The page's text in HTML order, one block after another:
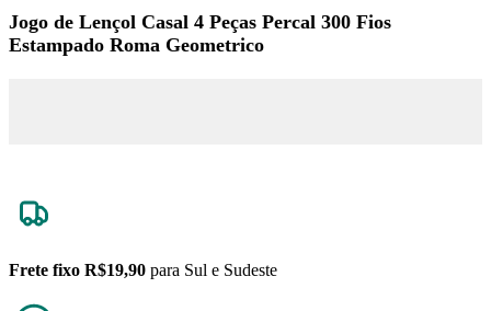
Jogo de Lençol Casal 4 Peças Percal 300 Fios
Estampado Roma Geometrico
Frete fixo R$19,90 para Sul e Sudeste